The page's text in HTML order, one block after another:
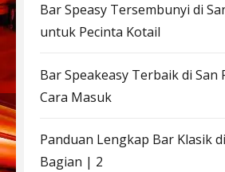
Bar Speasy Tersembunyi di
untuk Pecinta Kotail
Bar Speakeasy Terbaik di San
Cara Masuk
Panduan Lengkap Bar Klasik
Bagian | 2